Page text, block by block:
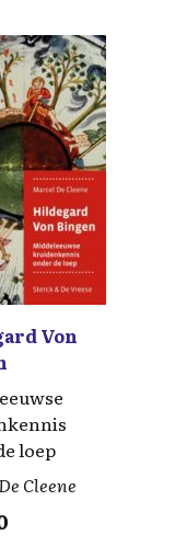
Von
loep
Cleene